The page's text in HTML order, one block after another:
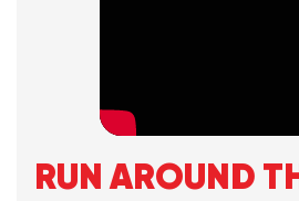
RUN AROUND